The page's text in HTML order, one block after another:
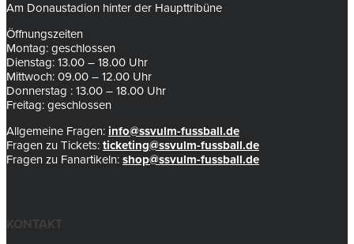
Am Donaustadion hinter der Haupttribüne
Öffnungszeiten
Montag: geschlossen
Dienstag: 13.00 – 18.00 Uhr
Mittwoch: 09.00 – 12.00 Uhr
Donnerstag : 13.00 – 18.00 Uhr
Freitag: geschlossen
Allgemeine Fragen: info@ssvulm-fussball.de
Fragen zu Tickets: ticketing@ssvulm-fussball.de
Fragen zu Fanartikeln: shop@ssvulm-fussball.de
KONTAKT